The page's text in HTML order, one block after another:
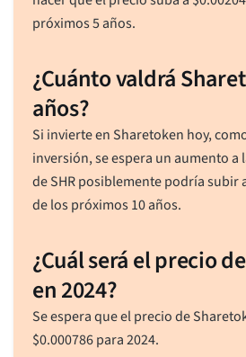
próximos 5 años.
¿Cuánto valdrá
años?
Si invierte en Sharetoken hoy,
inversión, se espera un aumento a
de SHR posiblemente podría subir
de los próximos 10 años.
¿Cuál será el precio
en 2024?
Se espera que el precio de
$0.000786para 2024.